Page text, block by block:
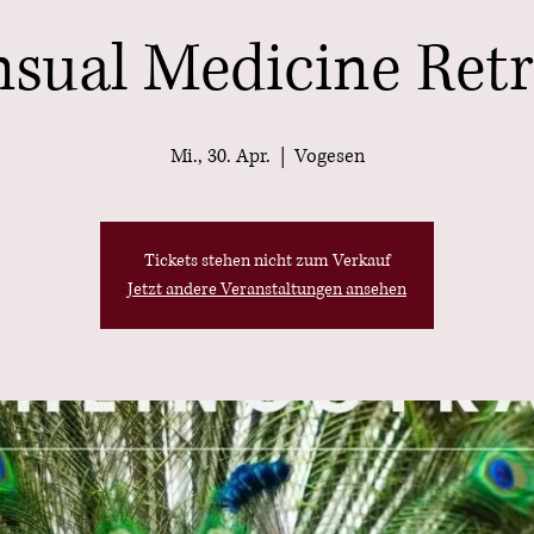
Medicine
Mi., 30. Apr.
  |
Vogesen
Tickets stehen nicht zum Verkauf
Jetzt andere Veranstaltungen ansehen